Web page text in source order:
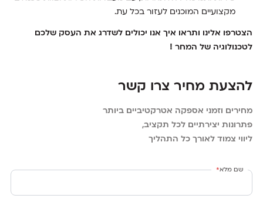
מקצועיים המוכנים לעזור בכל עת.
הצטרפו אלינו ותראו איך אנו יכולים לשדרג את העסק שלכם
לטכנולוגיה של המחר !
להצעת מחיר צרו קשר
מחירים וזמני אספקה אטרקטיביים ביותר
פתרונות יצירתיים לכל תקציב,
ליווי צמוד לאורך כל התהליך
שם מלא*